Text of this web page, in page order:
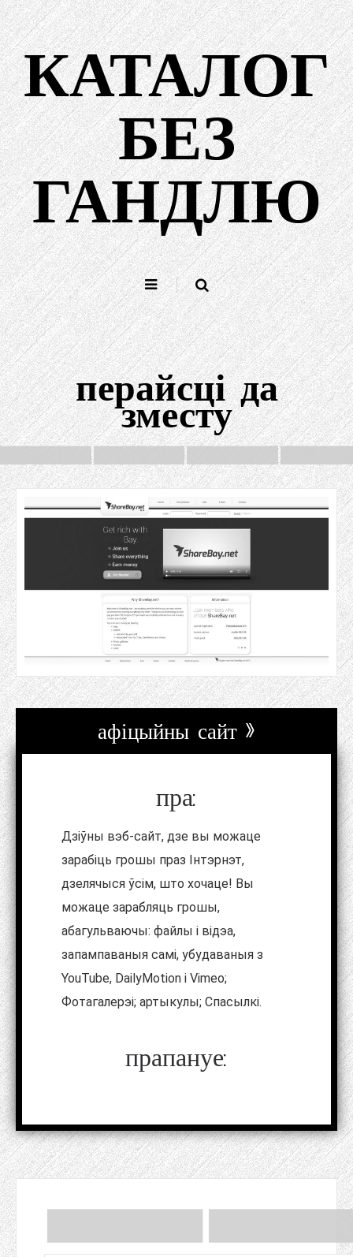
Перайсці
да
зместуКАТАЛОГ
БЕЗ
ГАНДЛЮ
перайсці да
зместу
афіцыйны сайт »
пра:
Дзіўны вэб-сайт, дзе вы можаце
зарабіць грошы праз Інтэрнэт,
дзелячыся ўсім, што хочаце! Вы
можаце зарабляць грошы,
абагульваючы: файлы і відэа,
запампаваныя самі, убудаваныя з
YouTube, DailyMotion і Vimeo;
Фотагалерэі; артыкулы; Спасылкі.
прапануе: